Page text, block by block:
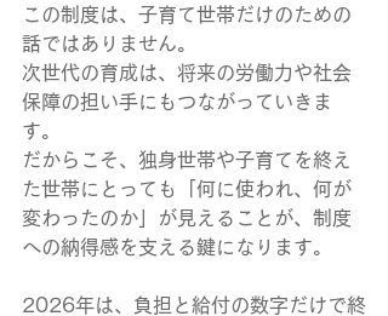
この制度は、子育て世帯だけのための
話ではありません。
次世代の育成は、将来の労働力や社会
保障の担い手にもつながっていきま
す。
だからこそ、独身世帯や子育てを終え
た世帯にとっても「何に使われ、何が
変わったのか」が見えることが、制度
への納得感を支える鍵になります。
2026年は、負担と給付の数字だけで終